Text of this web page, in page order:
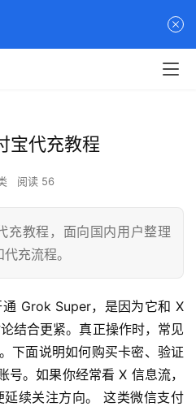
宝代充教程
阅读 56
充教程，面向国内用户整理
充流程。
Grok Super，是因为它和 X
结合更紧。真正操作时，常见
下面说明如何购买卡密、验证
。如果你经常看 X 信息流，
续关注方向。 这类微信支付